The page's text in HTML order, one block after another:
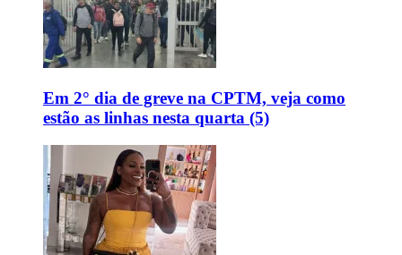
Em 2° dia de greve na CPTM, veja como
estão as linhas nesta quarta (5)